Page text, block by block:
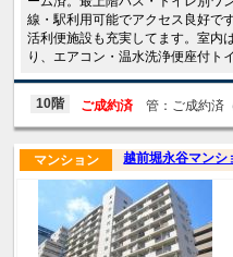
線・駅利用可能でアクセス良好で
活利便施設も充実してます。室内
り、エアコン・温水洗浄便座付ト
10階 ご成約済 管：ご成約済
越前堀永谷マンシ
マンション